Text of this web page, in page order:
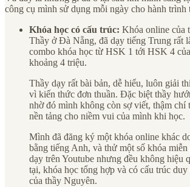
công cụ mình sử dụng mỗi ngày cho hành trình
Khóa học có cấu trúc: Khóa online của
Thầy ở Đà Nẵng, đã dạy tiếng Trung rất
combo khóa học từ HSK 1 tới HSK 4
khoảng 4 triệu.
Thầy dạy rất bài bản, dễ hiểu, luôn giải
vì kiến thức đơn thuần. Đặc biệt thầy
nhờ đó mình không còn sợ viết, thậm chí
nền tảng cho niềm vui của mình khi học.
Mình đã đăng ký một khóa online khác
bằng tiếng Anh, và thử một số khóa
dạy trên Youtube nhưng đều không hiệu
tại, khóa học tổng hợp và có cấu trúc
của thầy Nguyên.